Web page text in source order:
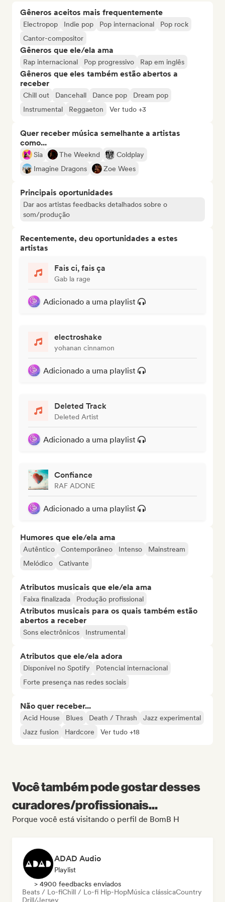
Gêneros aceitos mais frequentemente
Electropop Indie pop Pop internacional
Pop rock
Cantor-compositor
Gêneros que ele/ela ama
Rap internacional Pop progressivo Rap em inglês
Gêneros que eles também estão abertos a
receber
Chill out Dancehall Dance pop
Dream pop
Instrumental
Reggaeton Ver tudo +3
Quer receber música semelhante a artistas
como...
Sia The Weeknd
Coldplay
Imagine Dragons
Zoe Wees
Principais oportunidades
Dar aos artistas feedbacks detalhados sobre o
som/produção
Recentemente, deu oportunidades a estes
artistas
Fais ci, fais ça
Gab la rage
Adicionado a uma playlist
electroshake
yohanan cinnamon
Adicionado a uma playlist
Deleted Track
Deleted Artist
Adicionado a uma playlist
Confiance
RAF ADONE
Adicionado a uma playlist
Humores que ele/ela ama
Autêntico Contemporâneo Intenso
Mainstream
Melódico
Cativante
Atributos musicais que ele/ela ama
Faixa finalizada Produção profissional
Atributos musicais para os quais também estão
abertos a receber
Sons electrônicos Instrumental
Atributos que ele/ela adora
Disponível no Spotify
Potencial internacional
Forte presença nas redes sociais
Não quer receber...
Acid House Blues Death / Thrash
Jazz experimental
Jazz fusion
Hardcore Ver tudo +18
Você também pode gostar desses
curadores/profissionais...
Porque você está visitando o perfil de BomB H
ADAD Audio
Playlist
> 4900 feedbacks enviados
Beats / Lo-fiChill / Lo-fi Hip-HopMúsica clássicaCountry
Drill/Jersey